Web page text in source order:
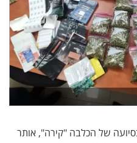
של הכלבה "קירה", אותר